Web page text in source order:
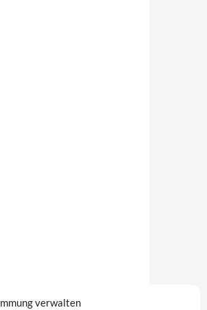
verwalten